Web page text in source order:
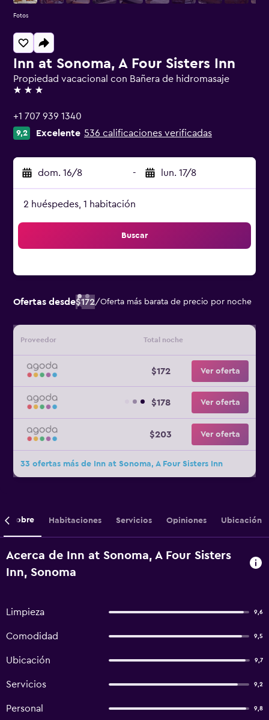
Inn at Sonoma, A Four Sisters Inn
Propiedad vacacional con Bañera de hidromasaje
3 estrellas
+1 707 939 1340
9,2 Excelente 536 calificaciones verificadas
dom. 16/8 - lun. 17/8
2 huéspedes, 1 habitación
Buscar
Ofertas desde$172/Oferta más barata de precio por noche
Proveedor Total noche
$172 Ver oferta
$178 Ver oferta
$203 Ver oferta
33 ofertas más de Inn at Sonoma, A Four Sisters Inn
Fotos
Sobre Habitaciones Servicios Opiniones Ubicación
Acerca de Inn at Sonoma, A Four Sisters
Inn, Sonoma
Limpieza 9,6
Comodidad 9,5
Ubicación 9,7
Servicios 9,2
Personal 9,8